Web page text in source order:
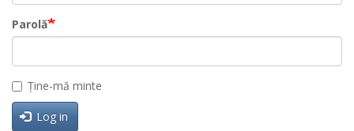
Parolă
Ține-mă minte
Log in